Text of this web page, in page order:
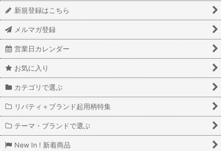
新規登録はこちら
メルマガ登録
営業日カレンダー
お気に入り
カテゴリで選ぶ
リバティ＋ブランド起用柄特集
テーマ・ブランドで選ぶ
New In ! 新着商品